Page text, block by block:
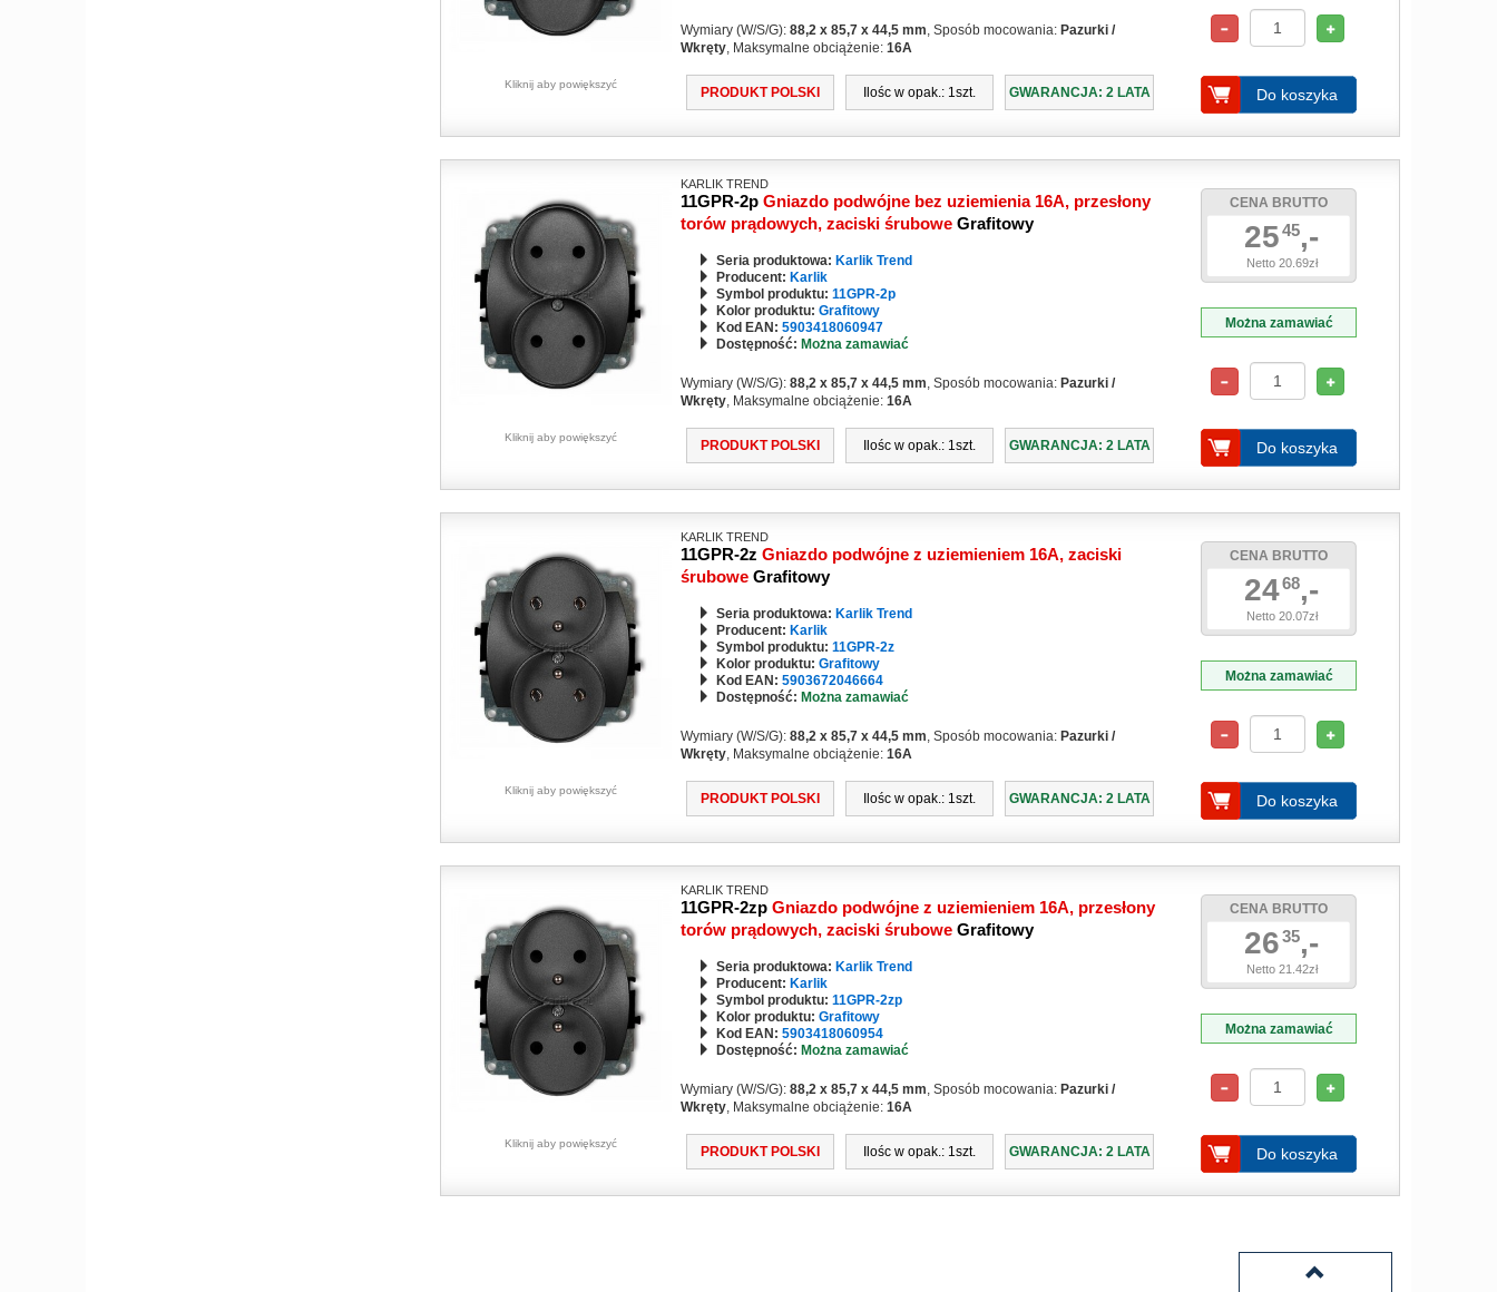
Kliknij aby powiększyć
Wymiary (W/S/G): 88,2 x 85,7 x 44,5 mm, Sposób mocowania: Pazurki /
Wkręty, Maksymalne obciążenie: 16A
PRODUKT POLSKI Ilośc w opak.: 1szt. GWARANCJA: 2 LATA Do koszyka
Kliknij aby powiększyć
KARLIK TREND
11GPR-2p Gniazdo podwójne bez uziemienia 16A, przesłony
torów prądowych, zaciski śrubowe Grafitowy
Seria produktowa: Karlik Trend
Producent: Karlik
Symbol produktu: 11GPR-2p
Kolor produktu: Grafitowy
Kod EAN: 5903418060947
Dostępność: Można zamawiać
Wymiary (W/S/G): 88,2 x 85,7 x 44,5 mm, Sposób mocowania: Pazurki /
Wkręty, Maksymalne obciążenie: 16A
PRODUKT POLSKI Ilośc w opak.: 1szt. GWARANCJA: 2 LATA
CENA BRUTTO
25 45,-
Netto 20.69zł
Można zamawiać
Do koszyka
Kliknij aby powiększyć
KARLIK TREND
11GPR-2z Gniazdo podwójne z uziemieniem 16A, zaciski
śrubowe Grafitowy
Seria produktowa: Karlik Trend
Producent: Karlik
Symbol produktu: 11GPR-2z
Kolor produktu: Grafitowy
Kod EAN: 5903672046664
Dostępność: Można zamawiać
Wymiary (W/S/G): 88,2 x 85,7 x 44,5 mm, Sposób mocowania: Pazurki /
Wkręty, Maksymalne obciążenie: 16A
PRODUKT POLSKI Ilośc w opak.: 1szt. GWARANCJA: 2 LATA
CENA BRUTTO
2468,-
Netto 20.07zł
Można zamawiać
Do koszyka
Kliknij aby powiększyć
KARLIK TREND
11GPR-2zp Gniazdo podwójne z uziemieniem 16A, przesłony
torów prądowych, zaciski śrubowe Grafitowy
Seria produktowa: Karlik Trend
Producent: Karlik
Symbol produktu: 11GPR-2zp
Kolor produktu: Grafitowy
Kod EAN: 5903418060954
Dostępność: Można zamawiać
Wymiary (W/S/G): 88,2 x 85,7 x 44,5 mm, Sposób mocowania: Pazurki /
Wkręty, Maksymalne obciążenie: 16A
PRODUKT POLSKI Ilośc w opak.: 1szt. GWARANCJA: 2 LATA
CENA BRUTTO
26 35,-
Netto 21.42zł
Można zamawiać
Do koszyka